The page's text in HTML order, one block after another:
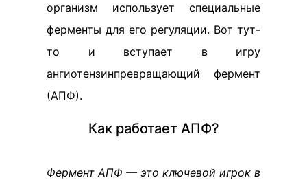
организм использует специальные
ферменты для его регуляции. Вот тут-
то и вступает в игру
ангиотензинпревращающий фермент
(АПФ).
Как работает АПФ?
Фермент АПФ — это ключевой игрок в